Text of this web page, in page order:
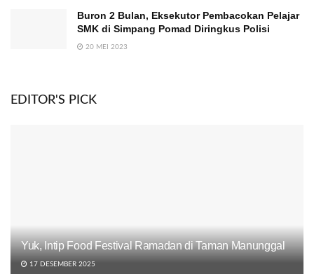
Buron 2 Bulan, Eksekutor Pembacokan Pelajar
SMK di Simpang Pomad Diringkus Polisi
20 MEI 2023
EDITOR'S PICK
Yuk, Intip Food Festival Ramadan di Taman Manunggal
17 DESEMBER 2025